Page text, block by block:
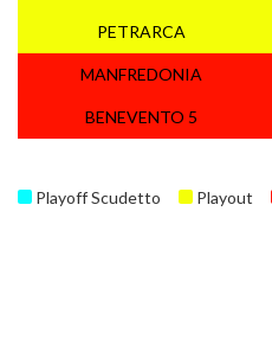
PETRARCA
MANFREDONIA
BENEVENTO 5
Playoff Scudetto Playout